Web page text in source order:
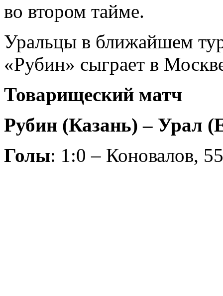
во втором тайме.
Уральцы в ближайшем
«Рубин» сыграет в
Товарищеский матч
Рубин (Казань) – Урал
Голы: 1:0 – Коновалов,